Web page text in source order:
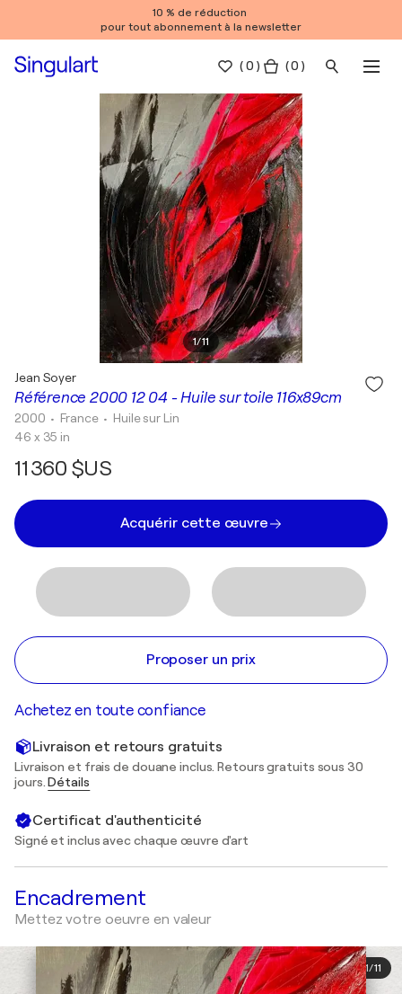
10 % de réduction
pour tout abonnement à la newsletter
(0 ) ( 0 )
1/11
Référence 2000 12 04 - Huile sur toile 116x89cm
Jean Soyer
2000 • France • Huile sur Lin
46 x 35 in
11 360 $US
Acquérir cette œuvre
Proposer un prix
Achetez en toute confiance
Livraison et retours gratuits
Livraison et frais de douane inclus. Retours gratuits sous 30
jours.Détails
Certificat d'authenticité
Signé et inclus avec chaque œuvre d'art
Encadrement
Mettez votre oeuvre en valeur
1/11